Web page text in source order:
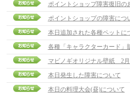
ポイントショップ障害復旧の
ポイントショップの障害につ
本日追加された各種ペットに
各種「キャラクターカード」
マビノギオリジナル壁紙 2
本日発生した障害について
本日の料理大会(昼)について